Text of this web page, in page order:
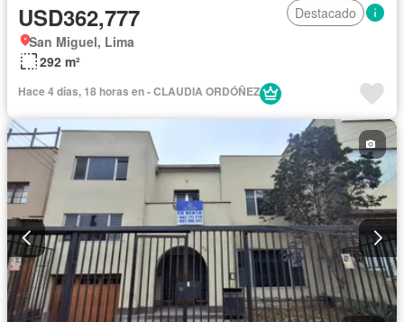
USD362,777
Destacado
San Miguel, Lima
292 m²
Hace 4 días, 18 horas en - CLAUDIA ORDÓÑEZ